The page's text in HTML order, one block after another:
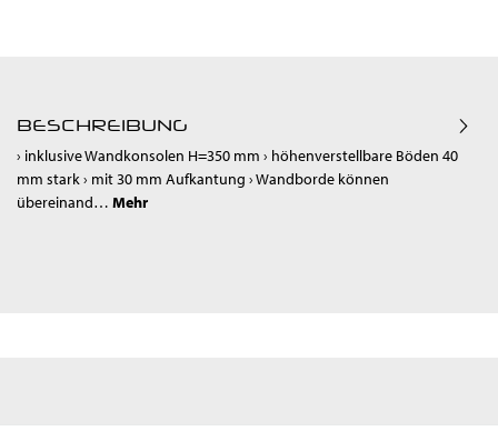
BESCHREIBUNG
› inklusive Wandkonsolen H=350 mm › höhenverstellbare Böden 40
mm stark › mit 30 mm Aufkantung › Wandborde können
übereinand… Mehr